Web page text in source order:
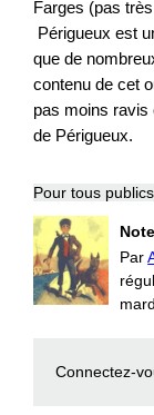
Farges (pas
Périgueux est
que de
contenu de cet
pas moins ravis
de Périgueux.
Pour tous publics
Par
Connectez-